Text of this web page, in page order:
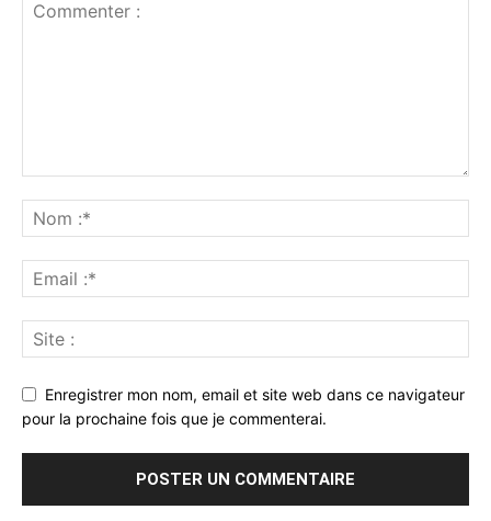
Enregistrer mon nom, email et site web dans ce navigateur
pour la prochaine fois que je commenterai.